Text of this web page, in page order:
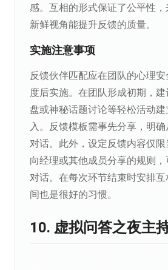
感。互相的形式保证了公平性
新鲜视角能提升反馈的质量。
实施注意事项
反馈伙伴匹配应在团队的心理
度后实施。在团队形成初期，
盘或神秘话题讨论等轻松活动建
入。反馈模板需事先分享，明
对话。此外，设定反馈内容仅
向经理或其他成员分享的规则
对话。在每次环节结束时安排
间也是很好的习惯。
10. 虚拟问答之夜主